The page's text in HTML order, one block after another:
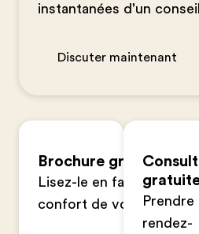
instantanées d'un
Discuter maintenant
Brochure gratuite
Lisez-le en famille dans
confort de votre foyer
Prendre
rendez-